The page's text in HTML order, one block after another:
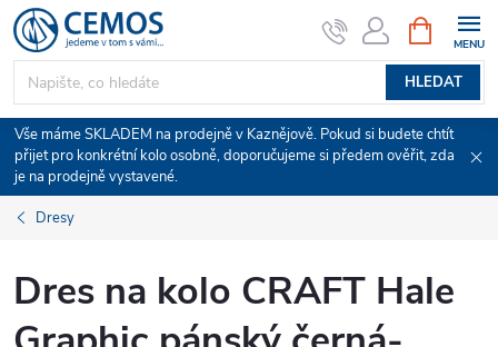
Přejít
na
obsah
HLEDAT
NÁKUPNÍ
KOŠÍK
Vše máme SKLADEM na prodejně v Kaznějově. Pokud si budete chtít
přijet pro konkrétní kolo osobně, doporučujeme si předem ověřit, zda
je na prodejně vystavené.
Dresy
Dres na kolo CRAFT Hale